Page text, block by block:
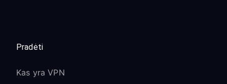
Pradėti
Kas yra VPN